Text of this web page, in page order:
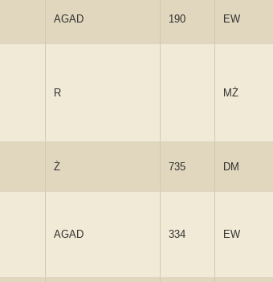
AGAD 190 EW
R MŻ
Ż 735 DM
AGAD 334 EW